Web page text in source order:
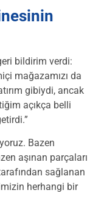
bildirim verdi:
mağazamızı da
gibiydi, ancak
açıkça belli
Bazen
aşınan parçaları
sağlanan
herhangi bir